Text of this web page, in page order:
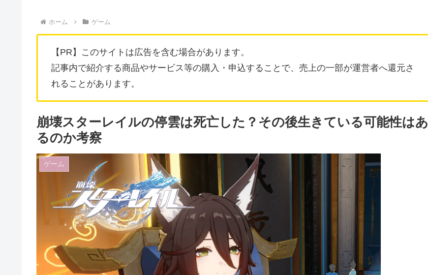
ホーム ゲーム
【PR】このサイトは広告を含む場合があります。
記事内で紹介する商品やサービス等の購入・申込することで、売上の一部が運営者へ還元さ
れることがあります。
崩壊スターレイルの停雲は死亡した？その後生きている可能性はあ
るのか考察
ゲーム